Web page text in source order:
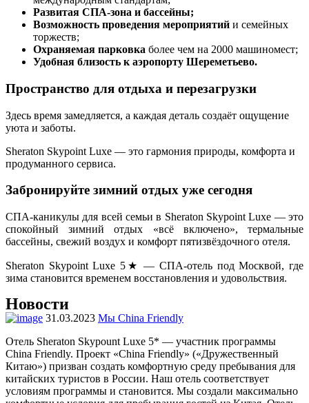
Развитая СПА-зона и бассейны;
Возможность проведения мероприятий и семейных
торжеств;
Охраняемая парковка более чем на 2000 машиномест;
Удобная близость к аэропорту Шереметьево.
Пространство для отдыха и перезагрузки
Здесь время замедляется, а каждая деталь создаёт ощущение
уюта и заботы.
Sheraton Skypoint Luxe — это гармония природы, комфорта и
продуманного сервиса.
Забронируйте зимний отдых уже сегодня
СПА-каникулы для всей семьи в Sheraton Skypoint Luxe — это
спокойный зимний отдых «всё включено», термальные
бассейны, свежий воздух и комфорт пятизвёздочного отеля.
Sheraton Skypoint Luxe 5★ — СПА-отель под Москвой, где
зима становится временем восстановления и удовольствия.
Новости
31.03.2023 Мы China Friendly
Отель Sheraton Skypount Luxe 5* — участник программы
China Friendly. Проект «China Friendly» («Дружественный
Китаю») призван создать комфортную среду пребывания для
китайских туристов в России. Наш отель соответствует
условиям программы и становится. Мы создали максимально